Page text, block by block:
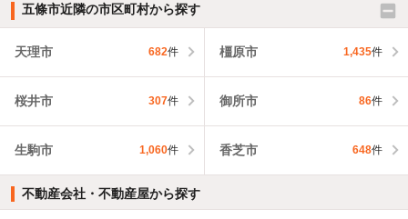
五條市近隣の市区町村から探す
天理市 682件 橿原市 1,435件
桜井市 307件 御所市 86件
生駒市 1,060件 香芝市 648件
不動産会社・不動産屋から探す